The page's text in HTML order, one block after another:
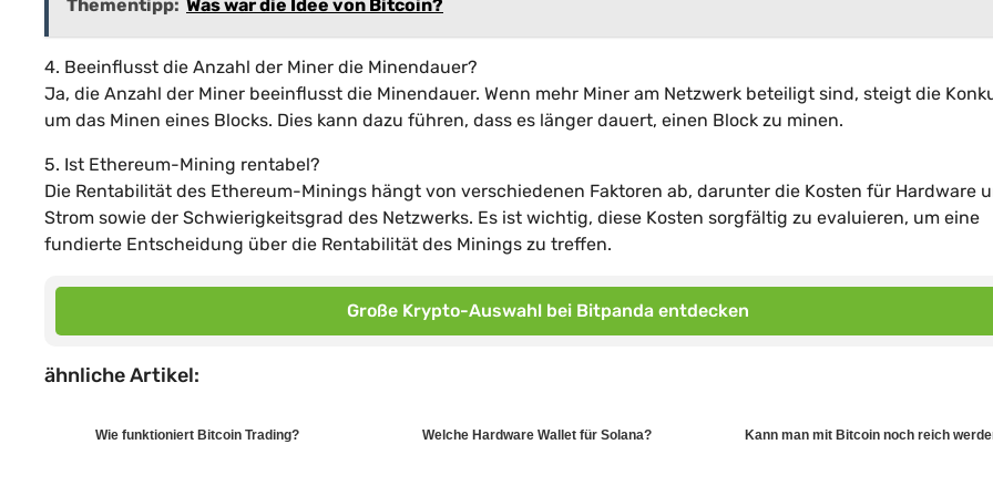
Thementipp: Was war die Idee von Bitcoin?
4. Beeinflusst die Anzahl der Miner die Minendauer?
Ja, die Anzahl der Miner beeinflusst die Minendauer. Wenn mehr Miner am Netzwerk beteiligt sind, steigt die
um das Minen eines Blocks. Dies kann dazu führen, dass es länger dauert, einen Block zu minen.
5. Ist Ethereum-Mining rentabel?
Die Rentabilität des Ethereum-Minings hängt von verschiedenen Faktoren ab, darunter die Kosten für Hardware
Strom sowie der Schwierigkeitsgrad des Netzwerks. Es ist wichtig, diese Kosten sorgfältig zu evaluieren, um eine
fundierte Entscheidung über die Rentabilität des Minings zu treffen.
Große Krypto-Auswahl bei Bitpanda entdecken
ähnliche Artikel:
Wie funktioniert Bitcoin Trading? Welche Hardware Wallet für Solana? Kann man mit Bitcoin noch reich